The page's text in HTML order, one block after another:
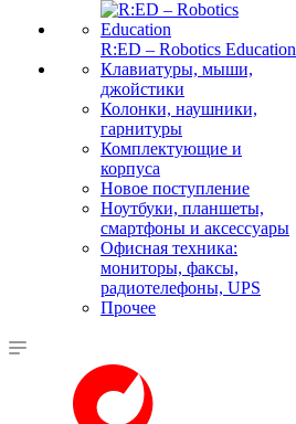
R:ED – Robotics Education
Клавиатуры, мыши,
джойстики
Колонки, наушники,
гарнитуры
Комплектующие и
корпуса
Новое поступление
Ноутбуки, планшеты,
смартфоны и аксессуары
Офисная техника:
мониторы, факсы,
радиотелефоны, UPS
Прочее